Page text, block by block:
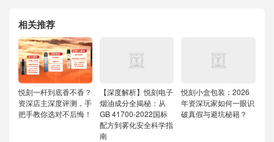
相关推荐
悦刻一杆到底香不香？
资深店主深度评测，手
把手教你选对不后悔！
【深度解析】悦刻电子
烟油成分全揭秘：从
GB 41700-2022国标
配方到雾化安全科学指
南
悦刻小盒包装：2026
年资深玩家如何一眼识
破真假与避坑秘籍？